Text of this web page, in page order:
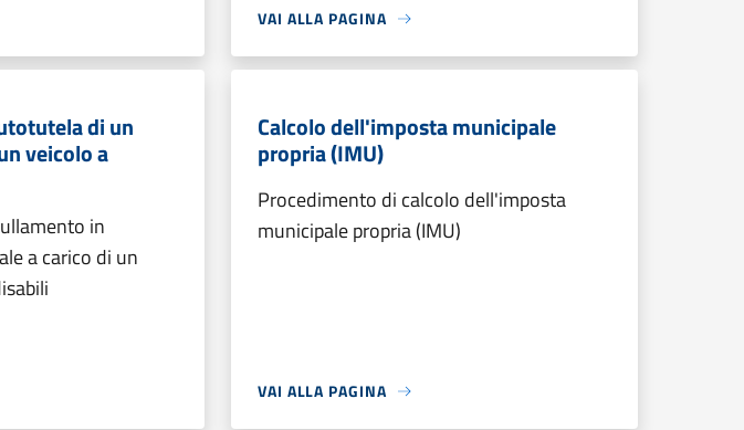
VAI ALLA PAGINA
di un
veicolo a
in
a carico di un
Calcolo dell'imposta municipale
propria (IMU)
Procedimento di calcolo dell'imposta
municipale propria (IMU)
VAI ALLA PAGINA